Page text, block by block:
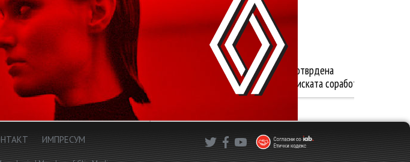
со критики кон ЕУ: Нѐ
да чекаме
ИМПРЕСУМ